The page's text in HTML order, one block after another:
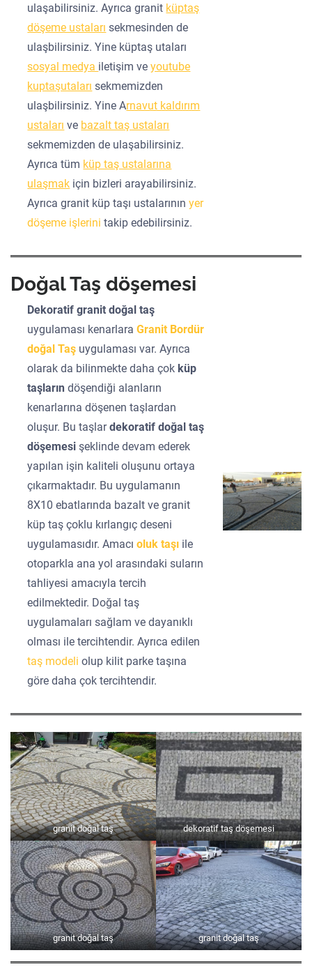
ulaşabilirsiniz. Ayrıca granit küptaş
döşeme ustaları sekmesinden de
ulaşbilirsiniz. Yine küptaş utaları
sosyal medya iletişim veyoutube
kuptaşutaları sekmemizden
ulaşbilirsiniz. Yine Arnavut kaldırım
ustaları ve bazalt taş ustaları
sekmemizden de ulaşabilirsiniz.
Ayrıca tüm küp taş ustalarına
ulaşmak için bizleri arayabilirsiniz.
Ayrıca granit küp taşı ustalarının yer
döşeme işlerini takip edebilirsiniz.
Doğal Taş döşemesi
Dekoratif granit doğal taş
uygulaması kenarlaraGranit Bordür
doğal Taş uygulaması var. Ayrıca
olarak da bilinmekte daha çok küp
taşların döşendiği alanların
kenarlarına döşenen taşlardan
oluşur. Bu taşlardekoratif doğal taş
döşemesişeklinde devam ederek
yapılan işin kaliteli oluşunu ortaya
çıkarmaktadır. Bu uygulamanın
8X10 ebatlarında bazalt ve granit
küp taş çoklu kırlangıç deseni
uygulamasıdır. Amacıoluk taşı ile
otoparkla ana yol arasındaki suların
tahliyesi amacıyla tercih
edilmektedir. Doğal taş
uygulamaları sağlam ve dayanıklı
olması ile tercihtendir. Ayrıca edilen
taş modeliolup kilit parke taşına
göre daha çok tercihtendir.
granit doğal taş dekoratif taş döşemesi
granit doğal taş granit doğal taş